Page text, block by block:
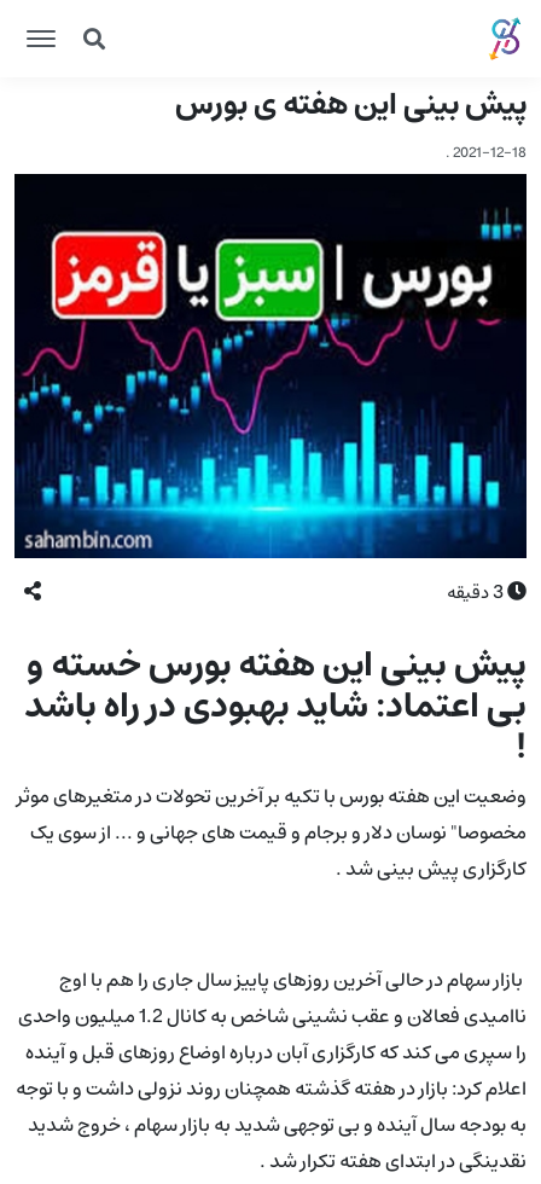
پیش بینی این هفته ی بورس
2021-12-18
.
3دقیقه
پیش بینی این هفته بورس خسته و
بی اعتماد: شاید بهبودی در راه باشد
!
وضعیت این هفته بورس با تکیه بر آخرین تحولات در متغیرهای موثر
مخصوصا" نوسان دلار و برجام و قیمت های جهانی و ... از سوی یک
کارگزاری پیش بینی شد .
بازار سهام در حالی آخرین روزهای پاییز سال جاری را هم با اوج
ناامیدی فعالان و عقب نشینی شاخص به کانال 1.2 میلیون واحدی
را سپری می کند که کارگزاری آبان درباره اوضاع روزهای قبل و آینده
اعلام کرد: بازار در هفته گذشته همچنان روند نزولی داشت و با توجه
به بودجه سال آینده و بی توجهی شدید به بازار سهام ، خروج شدید
نقدینگی در ابتدای هفته تکرار شد .